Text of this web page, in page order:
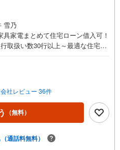
雪乃
家電まとめて住宅ローン借入可！
取扱い数30行以上～最適な住宅ロ
続年数1ヶ月（2）自己資金0円
/派遣社員/アルバイト/パート/独
滞、滞納、個信アウト対応可
ン（6）金融機関の借入まとめ
費用等おまとめローン（7）永住権
債有でも相談可能●3つの安心サポ
使用しマイホーム購入の資金計
社レビュー 36件
（無料）
（通話料無料）